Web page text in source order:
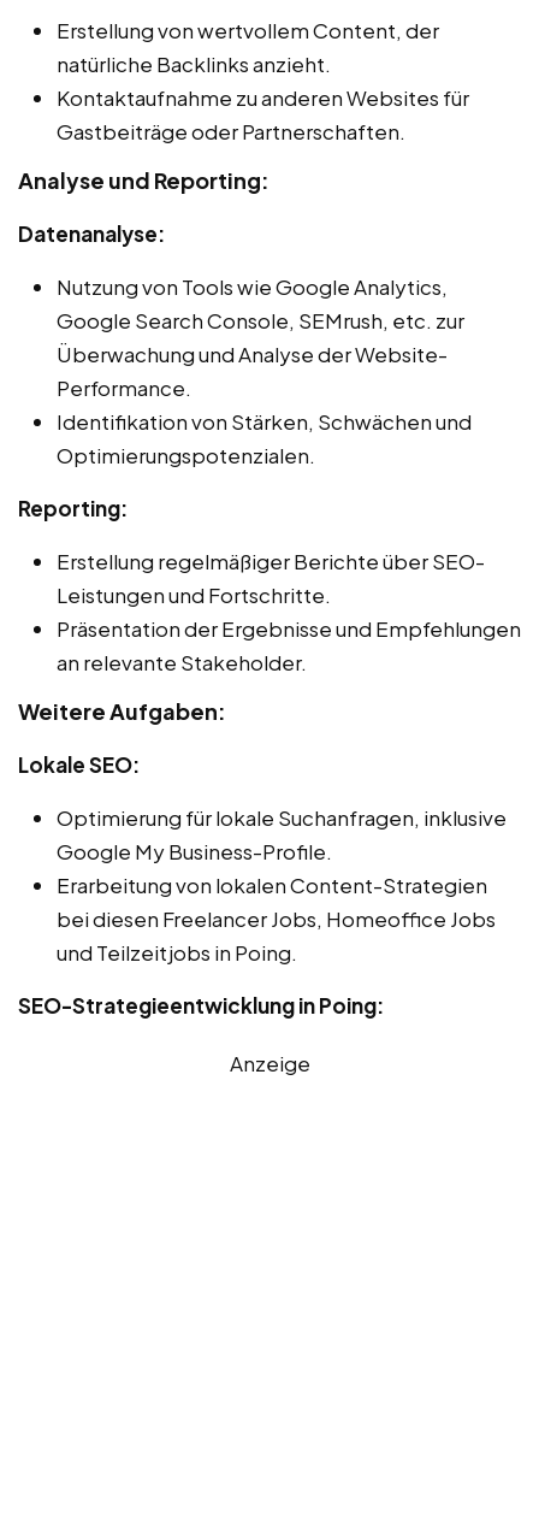
Erstellung von wertvollem Content, der
natürliche Backlinks anzieht.
Kontaktaufnahme zu anderen Websites für
Gastbeiträge oder Partnerschaften.
Analyse und Reporting:
Datenanalyse:
Nutzung von Tools wie Google Analytics,
Google Search Console, SEMrush, etc. zur
Überwachung und Analyse der Website-
Performance.
Identifikation von Stärken, Schwächen und
Optimierungspotenzialen.
Reporting:
Erstellung regelmäßiger Berichte über SEO-
Leistungen und Fortschritte.
Präsentation der Ergebnisse und Empfehlungen
an relevante Stakeholder.
Weitere Aufgaben:
Lokale SEO:
Optimierung für lokale Suchanfragen, inklusive
Google My Business-Profile.
Erarbeitung von lokalen Content-Strategien
bei diesen Freelancer Jobs, Homeoffice Jobs
und Teilzeitjobs in Poing.
SEO-Strategieentwicklung in Poing:
Anzeige